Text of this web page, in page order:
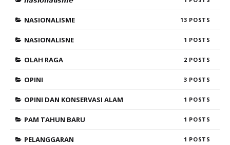
NASIONALISME 13
NASIONALISNE 1
OLAH RAGA 2
OPINI 3
OPINI DAN KONSERVASI ALAM 1
PAM TAHUN BARU 1
PELANGGARAN 1